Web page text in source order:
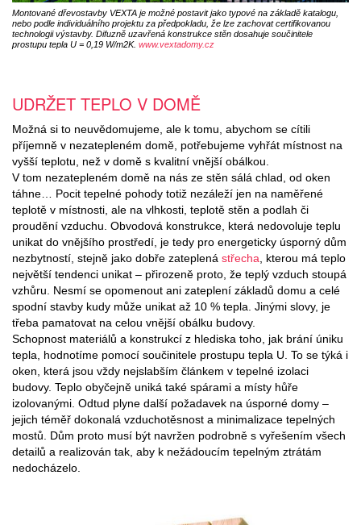
Montované dřevostavby VEXTA je možné postavit jako typové na základě katalogu,
nebo podle individuálního projektu za předpokladu, že lze zachovat certifikovanou
technologii výstavby. Difuzně uzavřená konstrukce stěn dosahuje součinitele
prostupu tepla U = 0,19 W/m2K. www.vextadomy.cz
UDRŽET TEPLO V DOMĚ
Možná si to neuvědomujeme, ale k tomu, abychom se cítili
příjemně v nezatepleném domě, potřebujeme vyhřát místnost na
vyšší teplotu, než v domě s kvalitní vnější obálkou.
V tom nezatepleném domě na nás ze stěn sálá chlad, od oken
táhne… Pocit tepelné pohody totiž nezáleží jen na naměřené
teplotě v místnosti, ale na vlhkosti, teplotě stěn a podlah či
proudění vzduchu. Obvodová konstrukce, která nedovoluje teplu
unikat do vnějšího prostředí, je tedy pro energeticky úsporný dům
nezbytností, stejně jako dobře zateplená střecha, kterou má teplo
největší tendenci unikat – přirozeně proto, že teplý vzduch stoupá
vzhůru. Nesmí se opomenout ani zateplení základů domu a celé
spodní stavby kudy může unikat až 10 % tepla. Jinými slovy, je
třeba pamatovat na celou vnější obálku budovy.
Schopnost materiálů a konstrukcí z hlediska toho, jak brání úniku
tepla, hodnotíme pomocí součinitele prostupu tepla U. To se týká i
oken, která jsou vždy nejslabším článkem v tepelné izolaci
budovy. Teplo obyčejně uniká také spárami a místy hůře
izolovanými. Odtud plyne další požadavek na úsporné domy –
jejich téměř dokonalá vzduchotěsnost a minimalizace tepelných
mostů. Dům proto musí být navržen podrobně s vyřešením všech
detailů a realizován tak, aby k nežádoucím tepelným ztrátám
nedocházelo.